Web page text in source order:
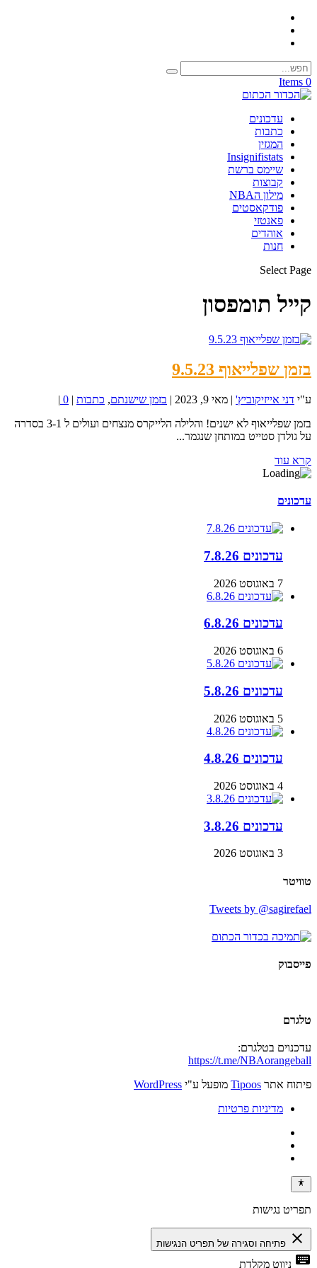
0 Items
עדכונים
כתבות
המגזין
Insignifistats
שיימס ברשת
קבוצות
מילון הNBA
פודקאסטים
פאנטזי
אוהדים
חנות
Select Page
קייל תומפסון
בזמן שפלייאוף 9.5.23
ע"י דני אייזיקוביץ' | מאי 9, 2023 | בזמן שישנתם, כתבות |
0
|
בזמן שפלייאוף לא ישנים! והלילה הלייקרס מנצחים ועולים ל 3-1 בסדרה
על גולדן סטייט במותחן שנגמר...
קרא עוד
עדכונים
עדכונים 7.8.26
7 באוגוסט 2026
עדכונים 6.8.26
6 באוגוסט 2026
עדכונים 5.8.26
5 באוגוסט 2026
עדכונים 4.8.26
4 באוגוסט 2026
עדכונים 3.8.26
3 באוגוסט 2026
טוויטר
Tweets by @sagirefael
פייסבוק
טלגרם
עדכנוים בטלגרם:
https://t.me/NBAorangeball
פיתוח אתר Tipoos מופעל ע"י WordPress
מדיניות פרטיות
תפריט נגישות
close פתיחה וסגירה של תפריט הנגישות
keyboard ניווט מקלדת